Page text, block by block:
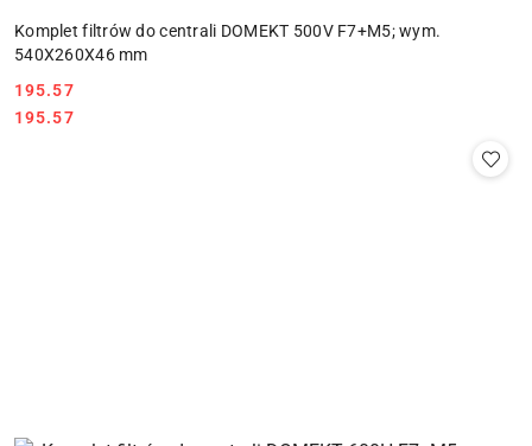
Komplet filtrów do centrali DOMEKT 500V F7+M5; wym.
540X260X46 mm
Cena:
195.57
Cena:
195.57